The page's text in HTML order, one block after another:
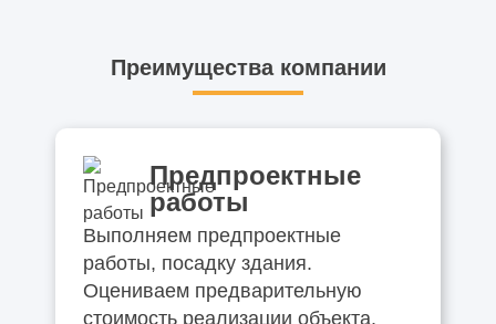
Преимущества компании
Предпроектные
работы
Выполняем предпроектные
работы, посадку здания.
Оцениваем предварительную
стоимость реализации объекта.